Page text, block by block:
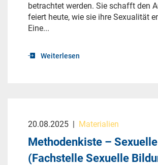
betrachtet werden. Sie schafft den
feiert heute, wie sie ihre Sexualität
Eine...
Weiterlesen
20.08.2025 | Materialien
Methodenkiste –
(Fachstelle Sexuelle